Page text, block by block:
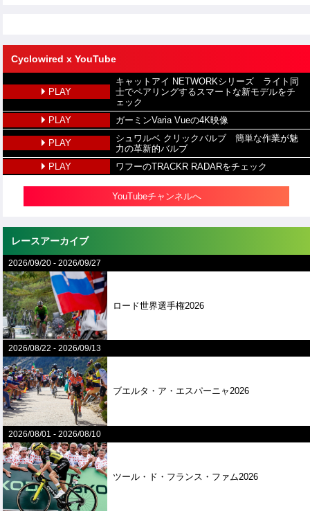
Cyclowired x YouTube
PLAY
キャットアイ NETWORKシリーズ ライト同
士でペアリングするスマートな新モデルをチ
ェック
PLAY
ガーミンVaria Vueの4K映像
PLAY
シュワルベ クリックバルブ 簡単な作業が魅
力の革新的バルブ
PLAY
ワフーのTRACKR RADARをチェック
YouTubeチャンネルへ
レースアーカイブ
2026/09/20 -2026/09/27
ロード世界選手権2026
2026/08/22 -2026/09/13
ブエルタ・ア・エスパーニャ2026
2026/08/01 -2026/08/10
ツール・ド・フランス・ファム2026